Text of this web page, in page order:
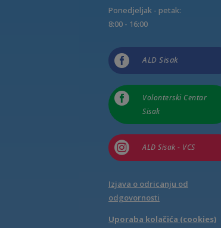
Ponedjeljak - petak:
8:00 - 16:00
 ALD Sisak

Volonterski Centar
Sisak
 ALD Sisak - VCS
Izjava o odricanju od
odgovornosti
Uporaba kolačića (cookies)